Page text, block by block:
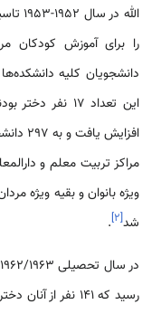
را برای آموزش کودکان
ویژه بانوان و بقیه ویژه
شد[۲]
.